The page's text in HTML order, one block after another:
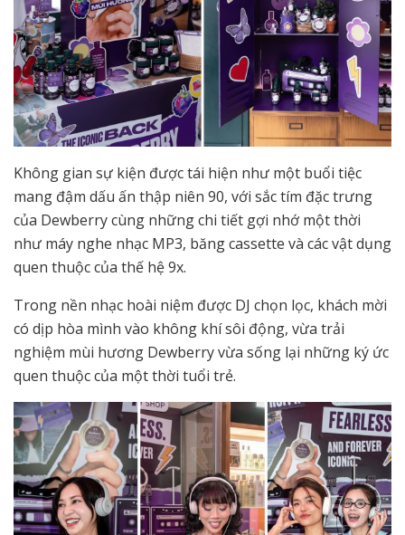
Không gian sự kiện được tái hiện như một buổi tiệc
mang đậm dấu ấn thập niên 90, với sắc tím đặc trưng
của Dewberry cùng những chi tiết gợi nhớ một thời
như máy nghe nhạc MP3, băng cassette và các vật dụng
quen thuộc của thế hệ 9x.
Trong nền nhạc hoài niệm được DJ chọn lọc, khách mời
có dịp hòa mình vào không khí sôi động, vừa trải
nghiệm mùi hương Dewberry vừa sống lại những ký ức
quen thuộc của một thời tuổi trẻ.